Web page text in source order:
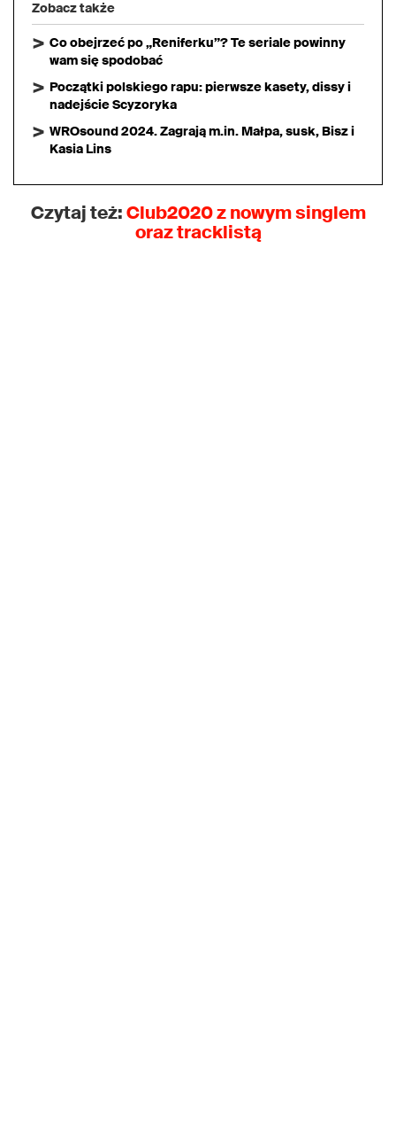
Zobacz także
Co obejrzeć po „Reniferku”? Te seriale powinny
wam się spodobać
Początki polskiego rapu: pierwsze kasety, dissy i
nadejście Scyzoryka
WROsound 2024. Zagrają m.in. Małpa, susk, Bisz i
Kasia Lins
Czytaj też:Club2020 z nowym singlem
oraz tracklistą